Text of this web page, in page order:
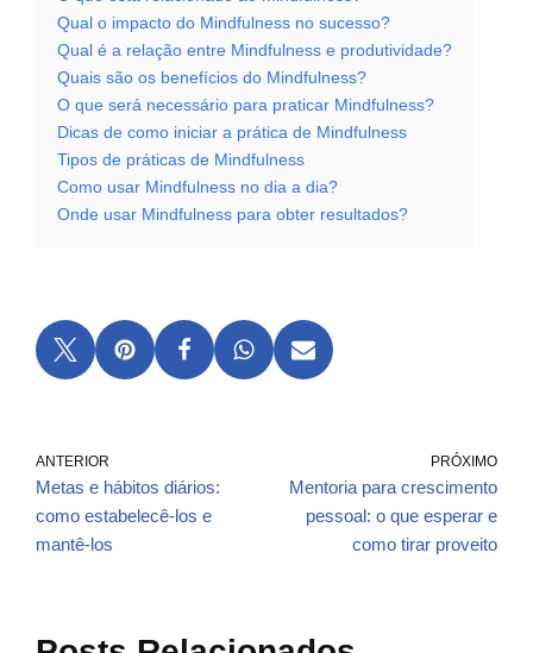
Qual o impacto do Mindfulness no sucesso?
Qual é a relação entre Mindfulness e produtividade?
Quais são os benefícios do Mindfulness?
O que será necessário para praticar Mindfulness?
Dicas de como iniciar a prática de Mindfulness
Tipos de práticas de Mindfulness
Como usar Mindfulness no dia a dia?
Onde usar Mindfulness para obter resultados?
ANTERIOR
Metas e hábitos diários:
como estabelecê-los e
mantê-los
PRÓXIMO
Mentoria para crescimento
pessoal: o que esperar e
como tirar proveito